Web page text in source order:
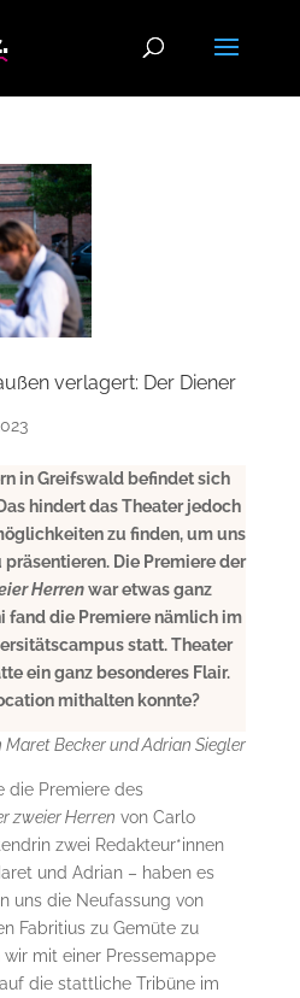
verlagert: Der Diener
in Greifswald befindet sich
hindert das Theater jedoch
zu finden, um uns
Die Premiere der
Herrenwar etwas ganz
fand die Premiere nämlich im
statt. Theater
ein ganz besonderes Flair.
mithalten konnte?
Maret Becker und Adrian Siegler
die Premiere des
zweier Herren von Carlo
zwei Redakteur*innen
und Adrian – haben es
uns die Neufassung von
Fabritius zu Gemüte zu
mit einer Pressemappe
die stattliche Tribüne im